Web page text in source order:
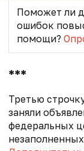
Поможет ли
ошибок
помощи?
***
Третью
заняли
федеральных